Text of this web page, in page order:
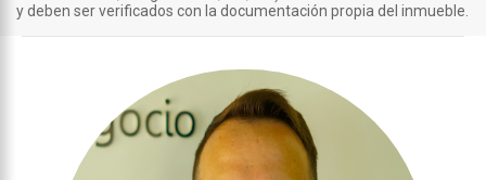
y deben ser verificados con la documentación propia del inmueble.